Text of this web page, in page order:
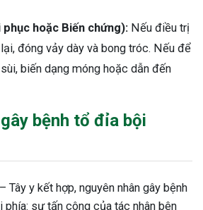
phục hoặc Biến chứng): Nếu điều trị
đóng vảy dày và bong tróc. Nếu để
biến dạng móng hoặc dẫn đến
bệnh tổ đỉa bội
Tây y kết hợp, nguyên nhân gây bệnh
phía: sự tấn công của tác nhân bên